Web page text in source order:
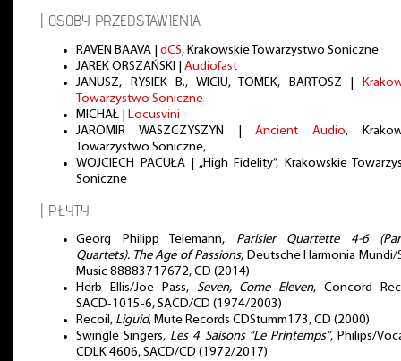
| OSOBY PRZEDSTAWIENIA
RAVEN BAAVA | dCS, Krakowskie Towarzystwo Soniczne
JAREK ORSZAŃSKI | Audiofast
JANUSZ, RYSIEK B., WICIU, TOMEK, BARTOSZ |
Towarzystwo Soniczne
MICHAŁ |
Locusvini
JAROMIR WASZCZYSZYN |Ancient Audio,
Towarzystwo Soniczne,
WOJCIECH PACUŁA | „High Fidelity”, Krakowskie
Soniczne
| PŁYTY
Georg Philipp Telemann, Parisier Quartette 4-6
Quartets). The Age of Passions, Deutsche Harmonia Mundi/
Music 88883717672, CD (2014)
Herb Ellis/Joe Pass, Seven, Come Eleven, Concord
SACD-1015-6, SACD/CD (1974/2003)
Recoil, Liguid, Mute Records CDStumm173, CD (2000)
Swingle Singers, Les 4 Saisons “Le Printemps”, Philips/
CDLK 4606, SACD/CD (1972/2017)